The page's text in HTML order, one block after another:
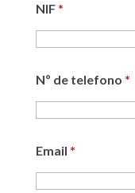
NIF *
Nº de telefono *
Email *